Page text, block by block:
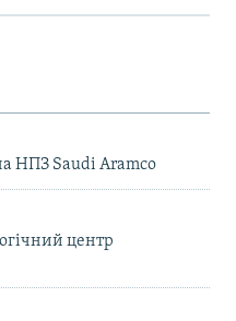
НПЗ Saudi Aramco
центр